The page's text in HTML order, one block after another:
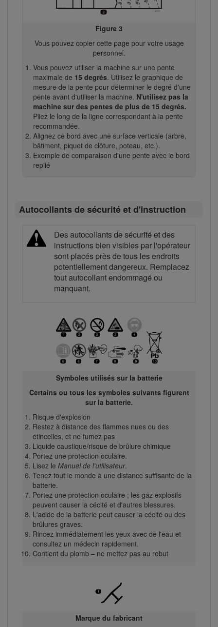
Figure 3
Vous pouvez copier cette page pour votre usage
personnel.
Vous pouvez utiliser la machine sur une pente
maximale de 15 degrés. Utilisez le graphique de
mesure de la pente pour déterminer le degré d'une
pente avant d'utiliser la machine. N'utilisez pas la
machine sur des pentes de plus de 15 degrés.
Pliez le long de la ligne correspondant à la pente
recommandée.
Alignez ce bord avec une surface verticale (arbre,
bâtiment, piquet de clôture, poteau, etc.).
Exemple de comparaison d'une pente avec le bord
replié
Autocollants de sécurité et d'instruction
Des autocollants de sécurité et des
instructions bien visibles par l'opérateur
sont placés près de tous les endroits
potentiellement dangereux. Remplacez
tout autocollant endommagé ou
manquant.
Symboles utilisés sur la batterie
Certains ou tous les symboles suivants figurent
sur la batterie.
Risque d'explosion
Restez à distance des flammes nues ou des
étincelles, et ne fumez pas
Liquide caustique/risque de brûlure chimique
Portez une protection oculaire.
Lisez le Manuel de l'utilisateur.
Tenez tout le monde à une distance suffisante de la
batterie.
Portez une protection oculaire ; les gaz explosifs
peuvent causer la cécité et d'autres blessures.
L'acide de la batterie peut causer la cécité ou des
brûlures graves.
Rincez immédiatement les yeux avec de l'eau et
consultez un médecin rapidement.
Contient du plomb – ne mettez pas au rebut
Marque du fabricant